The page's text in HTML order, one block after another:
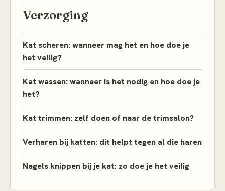
Verzorging
Kat scheren: wanneer mag het en hoe doe je
het veilig?
Kat wassen: wanneer is het nodig en hoe doe je
het?
Kat trimmen: zelf doen of naar de trimsalon?
Verharen bij katten: dit helpt tegen al die haren
Nagels knippen bij je kat: zo doe je het veilig